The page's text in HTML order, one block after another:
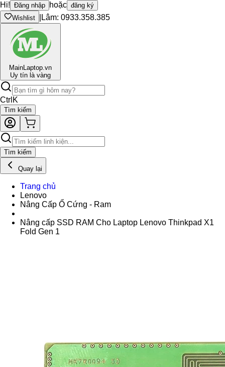
Hi! Đăng nhập hoặc đăng ký
Wishlist
Lâm: 0933.358.385
MainLaptop.vn
Uy tín là vàng
Ctrl K
Tìm kiếm
Tìm kiếm
Quay lại
Trang chủ
Lenovo
Nâng Cấp Ổ Cứng - Ram
Nâng cấp SSD RAM Cho Laptop Lenovo Thinkpad X1
Fold Gen 1